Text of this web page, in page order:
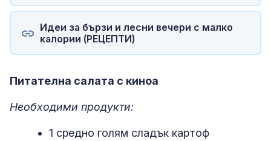
Идеи за бързи и лесни вечери с малко
калории (РЕЦЕПТИ)
Питателна салата с киноа
Необходими продукти:
1 средно голям сладък картоф